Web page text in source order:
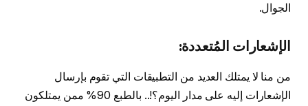
الجوال.
الإشعارات المُتعددة:
من منا لا يمتلك العديد من التطبيقات التي تقوم بإرسال
الإشعارات إليه على مدار اليوم؟!.. بالطبع 90% ممن يمتلكون